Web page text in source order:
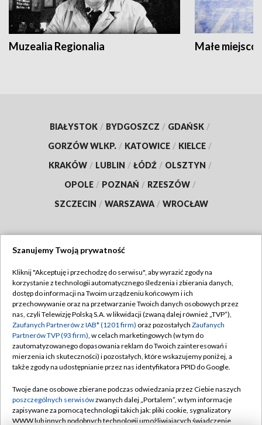
Muzealia Regionalia Małe
BIAŁYSTOK / BYDGOSZCZ / GDAŃSK /
GORZÓW WLKP. / KATOWICE / KIELCE /
KRAKÓW / LUBLIN / ŁÓDŹ / OLSZTYN /
OPOLE / POZNAŃ / RZESZÓW /
SZCZECIN / WARSZAWA / WROCŁAW
TVP
Abonament TVP
Emisja w TVP
Centrum informacji TVP
Naziemna Telewizja Cyfrowa
Rada Programowa
System NOS
Regulamin TVP
Polityka prywatności
Moje zgody
Pomoc
Kontakt
Szanujemy Twoją prywatność
Kliknij "Akceptuję i przechodzę do serwisu", aby wyrazić zgody na
korzystanie z technologii automatycznego śledzenia i zbierania danych,
dostęp do informacji na Twoim urządzeniu końcowym i ich
przechowywanie oraz na przetwarzanie Twoich danych osobowych przez
nas, czyli Telewizję Polską S.A. w likwidacji (zwaną dalej również „TVP”),
Zaufanych Partnerów z IAB* (1201 firm) oraz pozostałych Zaufanych
Partnerów TVP (93 firm), w celach marketingowych (w tym do
zautomatyzowanego dopasowania reklam do Twoich zainteresowań i
mierzenia ich skuteczności) i pozostałych, które wskazujemy poniżej, a
także zgody na udostępnianie przez nas identyfikatora PPID do Google.
Twoje dane osobowe zbierane podczas odwiedzania przez Ciebie naszych
poszczególnych serwisówzwanych dalej „Portalem”, w tym informacje
zapisywane za pomocą technologii takich jak: pliki cookie, sygnalizatory
WWW lub innych podobnych technologii umożliwiających świadczenie